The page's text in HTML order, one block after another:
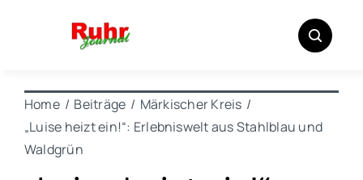
Home Beiträge
Märkischer Kreis
„Luise heizt ein!“: Erlebniswelt aus Stahlblau und
Waldgrün